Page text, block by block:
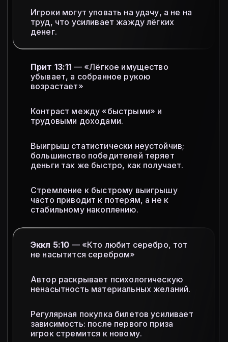
Игроки могут уповать на удачу, а не на
труд, что усиливает жажду лёгких
денег.
Прит 13:11 — «Лёгкое имущество
убывает, а собранное рукою
возрастает»
Контраст между «быстрыми» и
трудовыми доходами.
Выигрыш статистически неустойчив;
большинство победителей теряет
деньги так же быстро, как получает.
Стремление к быстрому выигрышу
часто приводит к потерям, а не к
стабильному накоплению.
Эккл 5:10 — «Кто любит серебро, тот
не насытится серебром»
Автор раскрывает психологическую
ненасытность материальных желаний.
Регулярная покупка билетов усиливает
зависимость: после первого приза
игрок стремится к новому.